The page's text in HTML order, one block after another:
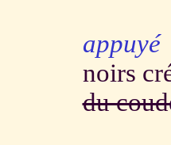
appuyé
noirs
du